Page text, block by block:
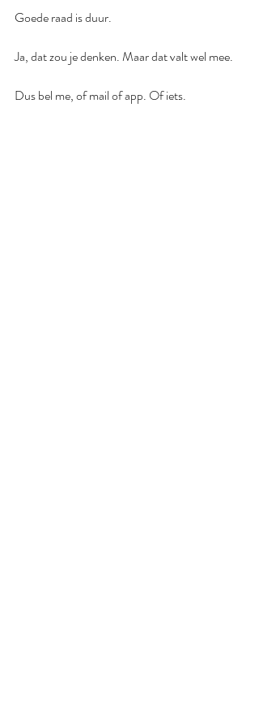
Goede raad is duur.
Ja, dat zou je denken. Maar dat valt wel mee.
Dus bel me, of mail of app. Of iets.